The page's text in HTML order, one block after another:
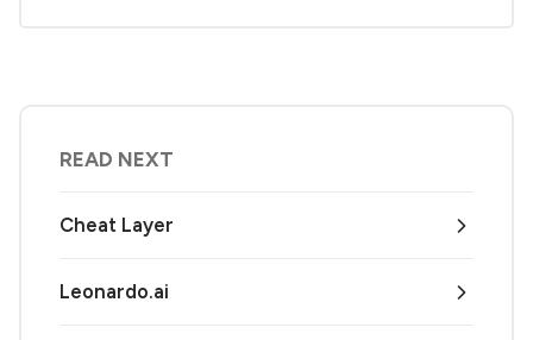
READ NEXT
Cheat Layer
Leonardo.ai